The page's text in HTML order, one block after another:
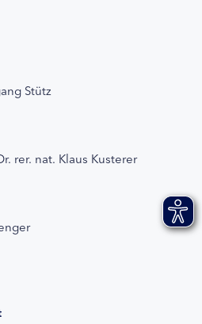
Stütz
rer. nat. Klaus Kusterer